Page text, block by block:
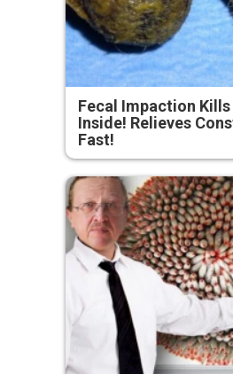
Fecal Impaction
Inside! Relieves
Fast!